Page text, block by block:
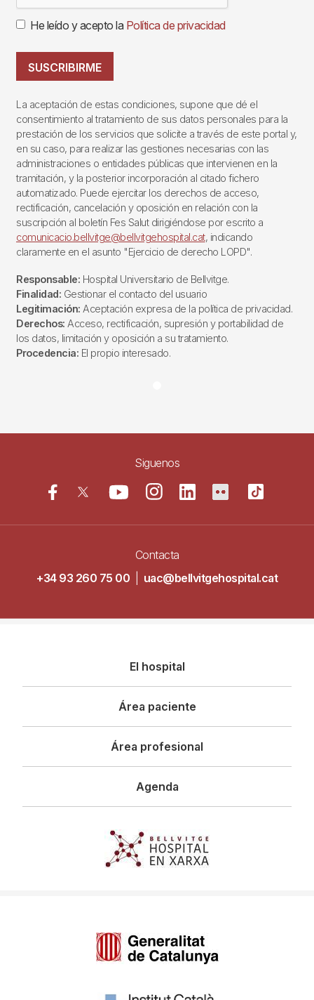
He leído y acepto la Política de privacidad
SUSCRIBIRME
La aceptación de estas condiciones, supone que dé el
consentimiento al tratamiento de sus datos personales para la
prestación de los servicios que solicite a través de este portal y,
en su caso, para realizar las gestiones necesarias con las
administraciones o entidades públicas que intervienen en la
tramitación, y la posterior incorporación al citado fichero
automatizado. Puede ejercitar los derechos de acceso,
rectificación, cancelación y oposición en relación con la
suscripción al boletín Fes Salut dirigiéndose por escrito a
comunicacio.bellvitge@bellvitgehospital.cat, indicando
claramente en el asunto "Ejercicio de derecho LOPD".
Responsable: Hospital Universitario de Bellvitge.
Finalidad: Gestionar el contacto del usuario
Legitimación: Aceptación expresa de la política de privacidad.
Derechos: Acceso, rectificación, supresión y portabilidad de
los datos, limitación y oposición a su tratamiento.
Procedencia: El propio interesado.
Siguenos
Contacta
+34 93 260 75 00
uac@bellvitgehospital.cat
principal
El hospital
Área paciente
Área profesional
Agenda